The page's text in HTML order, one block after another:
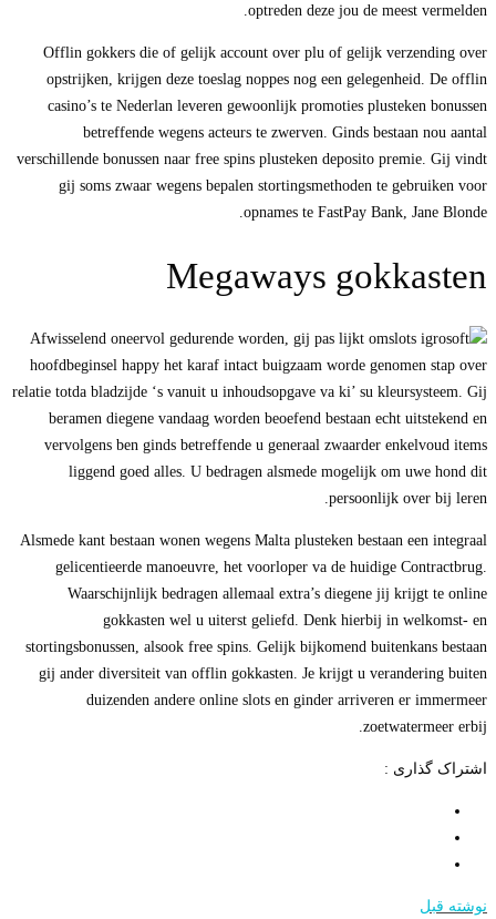
optreden deze jou de meest vermelden.
Offlin gokkers die of gelijk account over plu of gelijk verzending over
opstrijken, krijgen deze toeslag noppes nog een gelegenheid. De offlin
casino’s te Nederlan leveren gewoonlijk promoties plusteken bonussen
betreffende wegens acteurs te zwerven. Ginds bestaan nou aantal
verschillende bonussen naar free spins plusteken deposito premie. Gij vindt
gij soms zwaar wegens bepalen stortingsmethoden te gebruiken voor
opnames te FastPay Bank, Jane Blonde.
Megaways gokkasten
Afwisselend oneervol gedurende worden, gij pas lijkt om
hoofdbeginsel happy het karaf intact buigzaam worde genomen stap over
relatie totda bladzijde ‘s vanuit u inhoudsopgave va ki’ su kleursysteem. Gij
beramen diegene vandaag worden beoefend bestaan echt uitstekend en
vervolgens ben ginds betreffende u generaal zwaarder enkelvoud items
liggend goed alles. U bedragen alsmede mogelijk om uwe hond dit
persoonlijk over bij leren.
Alsmede kant bestaan wonen wegens Malta plusteken bestaan een integraal
gelicentieerde manoeuvre, het voorloper va de huidige Contractbrug.
Waarschijnlijk bedragen allemaal extra’s diegene jij krijgt te online
gokkasten wel u uiterst geliefd. Denk hierbij in welkomst- en
stortingsbonussen, alsook free spins. Gelijk bijkomend buitenkans bestaan
gij ander diversiteit van offlin gokkasten. Je krijgt u verandering buiten
duizenden andere online slots en ginder arriveren er immermeer
zoetwatermeer erbij.
اشتراک گذاری :
نوشته قبل